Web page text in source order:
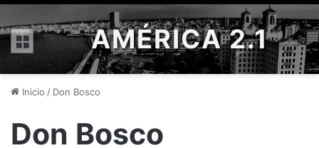
Menú AMÉRICA 2.1
Inicio / Don Bosco
Don Bosco